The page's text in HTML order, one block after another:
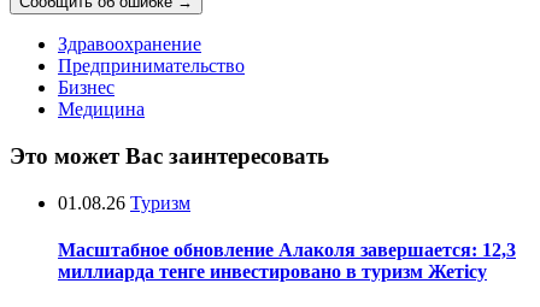
Здравоохранение
Предпринимательство
Бизнес
Медицина
Это может Вас заинтересовать
01.08.26 Туризм
Масштабное обновление Алаколя завершается: 12,3
миллиарда тенге инвестировано в туризм Жетісу